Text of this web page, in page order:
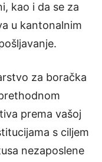
kao i da se za
u kantonalnim
za boračka
prema vašoj
s ciljem
nezaposlene